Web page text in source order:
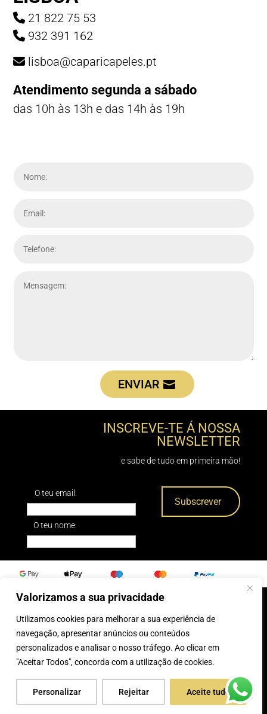
Valorizamos a sua privacidade
Utilizamos cookies para melhorar a sua experiência de
navegação, apresentar anúncios ou conteúdos
personalizados e analisar o nosso tráfego. Ao clicar em
"Aceitar Todos", concorda com a utilização de cookies.
Personalizar Rejeitar Aceite tudo
21 822 75 53
932 391 162
lisboa@caparicapeles.pt
Atendimento segunda a sábado
das 10h às 13h e das 14h às 19h
ENVIAR
INSCREVE-TE Á NOSSA
NEWSLETTER
e sabe de tudo em primeira mão!
O teu email:
O teu nome:
® 2025, Caparica Peles